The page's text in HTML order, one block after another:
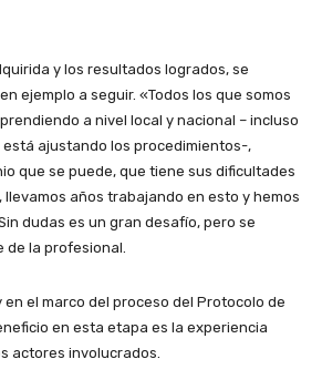
y los resultados logrados, se
ejemplo a seguir. «Todos los que somos
a nivel local y nacional – incluso
está ajustando los procedimientos-,
que se puede, que tiene sus dificultades
años trabajando en esto y hemos
dudas es un gran desafío, pero se
de la profesional.
el marco del proceso del Protocolo de
en esta etapa es la experiencia
actores involucrados.